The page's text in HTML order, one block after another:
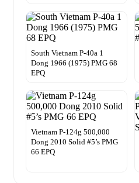
South Vietnam P-40a 1
Dong 1966 (1975) PMG 68
EPQ
Vietnam P-124g 500,000
Dong 2010 Solid #5’s PMG
66 EPQ